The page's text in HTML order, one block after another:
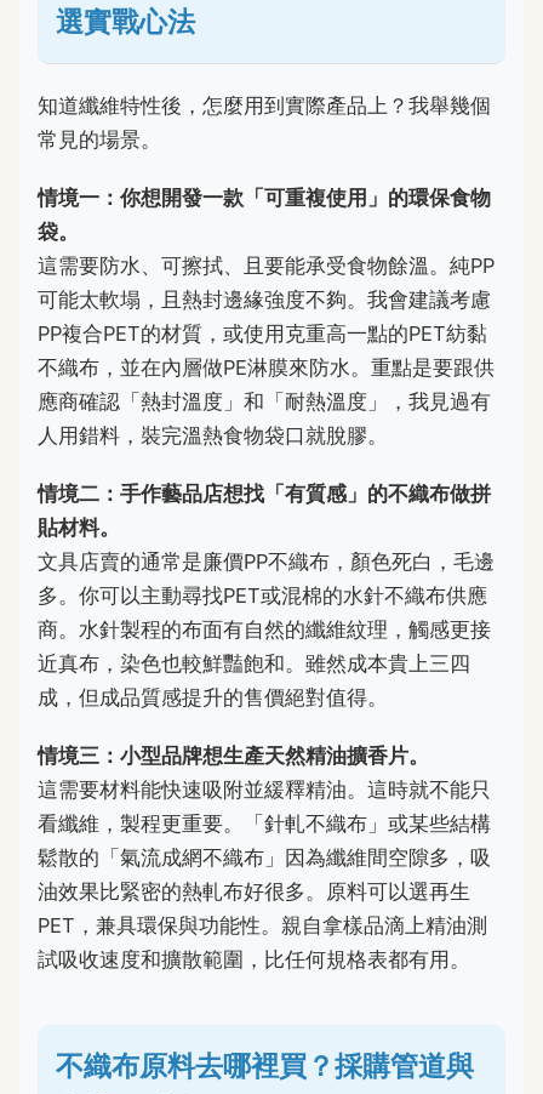
選實戰心法
知道纖維特性後，怎麼用到實際產品上？我舉幾個
常見的場景。
情境一：你想開發一款「可重複使用」的環保食物
袋。
這需要防水、可擦拭、且要能承受食物餘溫。純PP
可能太軟塌，且熱封邊緣強度不夠。我會建議考慮
PP複合PET的材質，或使用克重高一點的PET紡黏
不織布，並在內層做PE淋膜來防水。重點是要跟供
應商確認「熱封溫度」和「耐熱溫度」，我見過有
人用錯料，裝完溫熱食物袋口就脫膠。
情境二：手作藝品店想找「有質感」的不織布做拼
貼材料。
文具店賣的通常是廉價PP不織布，顏色死白，毛邊
多。你可以主動尋找PET或混棉的水針不織布供應
商。水針製程的布面有自然的纖維紋理，觸感更接
近真布，染色也較鮮豔飽和。雖然成本貴上三四
成，但成品質感提升的售價絕對值得。
情境三：小型品牌想生產天然精油擴香片。
這需要材料能快速吸附並緩釋精油。這時就不能只
看纖維，製程更重要。「針軋不織布」或某些結構
鬆散的「氣流成網不織布」因為纖維間空隙多，吸
油效果比緊密的熱軋布好很多。原料可以選再生
PET，兼具環保與功能性。親自拿樣品滴上精油測
試吸收速度和擴散範圍，比任何規格表都有用。
不織布原料去哪裡買？採購管道與